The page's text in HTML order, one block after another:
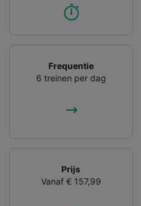
Frequentie
6 treinen per dag
Prijs
Vanaf € 157,99